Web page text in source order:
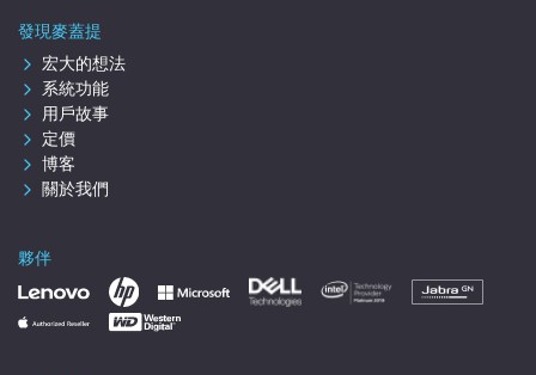
發現麥蓋提
宏大的想法
系統功能
用戶故事
定價
博客
關於我們
夥伴